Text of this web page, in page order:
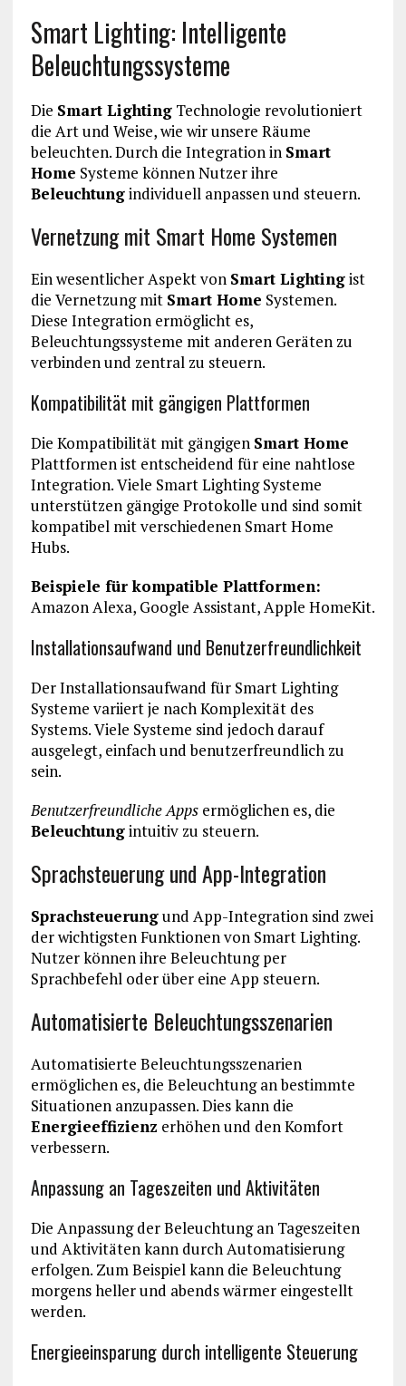
Smart Lighting: Intelligente
Beleuchtungssysteme
Die Smart LightingTechnologie revolutioniert
die Art und Weise, wie wir unsere Räume
beleuchten. Durch die Integration in Smart
Home Systeme können Nutzer ihre
Beleuchtungindividuell anpassen und steuern.
Vernetzung mit Smart Home Systemen
Ein wesentlicher Aspekt von Smart Lightingist
die Vernetzung mit Smart Home Systemen.
Diese Integration ermöglicht es,
Beleuchtungssysteme mit anderen Geräten zu
verbinden und zentral zu steuern.
Kompatibilität mit gängigen Plattformen
Die Kompatibilität mit gängigen Smart Home
Plattformen ist entscheidend für eine nahtlose
Integration. Viele Smart Lighting Systeme
unterstützen gängige Protokolle und sind somit
kompatibel mit verschiedenen Smart Home
Hubs.
Beispiele für kompatible Plattformen:
Amazon Alexa, Google Assistant, Apple HomeKit.
Installationsaufwand und Benutzerfreundlichkeit
Der Installationsaufwand für Smart Lighting
Systeme variiert je nach Komplexität des
Systems. Viele Systeme sind jedoch darauf
ausgelegt, einfach und benutzerfreundlich zu
sein.
Benutzerfreundliche Appsermöglichen es, die
Beleuchtungintuitiv zu steuern.
Sprachsteuerung und App-Integration
Sprachsteuerungund App-Integration sind zwei
der wichtigsten Funktionen von Smart Lighting.
Nutzer können ihre Beleuchtung per
Sprachbefehl oder über eine App steuern.
Automatisierte Beleuchtungsszenarien
Automatisierte Beleuchtungsszenarien
ermöglichen es, die Beleuchtung an bestimmte
Situationen anzupassen. Dies kann die
Energieeffizienz erhöhen und den Komfort
verbessern.
Anpassung an Tageszeiten und Aktivitäten
Die Anpassung der Beleuchtung an Tageszeiten
und Aktivitäten kann durch Automatisierung
erfolgen. Zum Beispiel kann die Beleuchtung
morgens heller und abends wärmer eingestellt
werden.
Energieeinsparung durch intelligente Steuerung